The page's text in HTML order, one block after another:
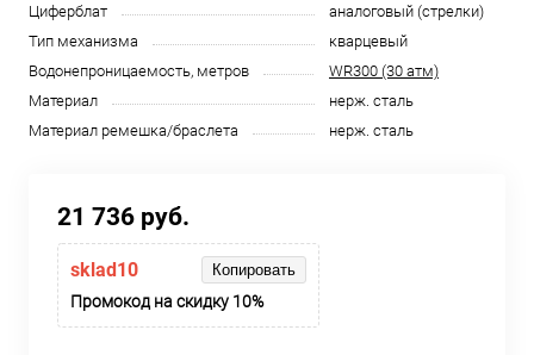
Циферблат
аналоговый (стрелки)
Тип механизма
кварцевый
Водонепроницаемость, метров
WR300 (30 атм)
Материал
нерж. сталь
Материал ремешка/браслета
нерж. сталь
21 736 руб.
sklad10 Копировать
Промокод на скидку 10%